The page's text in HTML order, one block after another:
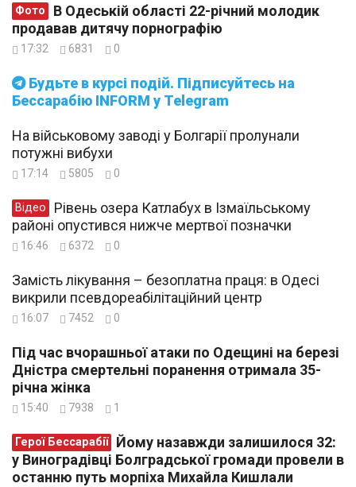
Будьте в курсі подій. Підписуйтесь на
Бессарабію INFORM у Telegram
Фото
продавав дитячу порнографію
17:32 6831 0
На військовому заводі у Болгарії пролунали
потужні вибухи
17:14 5805 0
Відео
районі опустився нижче мертвої позначки
16:46 6372 0
Замість лікування – безоплатна праця: в Одесі
викрили псевдореабілітаційний центр
16:07 7452 0
Під час вчорашньої атаки по Одещині на березі
Дністра смертельні поранення отримала 35-
річна жінка
15:40 7938 1
Герої Бессарабії
у Виноградівці Болградської громади провели в
останню путь морпіха Михайла Кишлали